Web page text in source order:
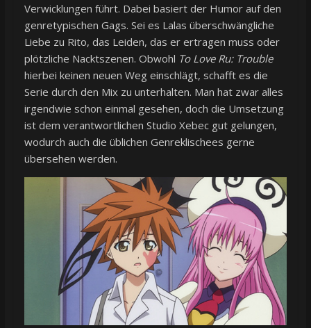
Verwicklungen führt. Dabei basiert der Humor auf den
genretypischen Gags. Sei es Lalas überschwängliche
Liebe zu Rito, das Leiden, das er ertragen muss oder
plötzliche Nacktszenen. Obwohl To Love Ru: Trouble
hierbei keinen neuen Weg einschlägt, schafft es die
Serie durch den Mix zu unterhalten. Man hat zwar alles
irgendwie schon einmal gesehen, doch die Umsetzung
ist dem verantwortlichen Studio Xebec gut gelungen,
wodurch auch die üblichen Genreklischees gerne
übersehen werden.